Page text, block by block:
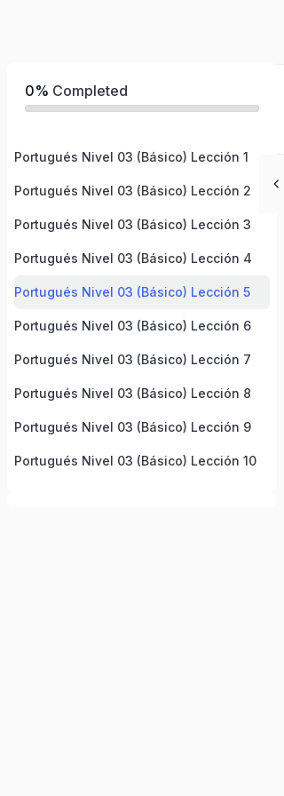
0% Completed
Portugués Nivel 03 (Básico) Lección 1
Portugués Nivel 03 (Básico) Lección 2
Portugués Nivel 03 (Básico) Lección 3
Portugués Nivel 03 (Básico) Lección 4
Portugués Nivel 03 (Básico) Lección 5
Portugués Nivel 03 (Básico) Lección 6
Portugués Nivel 03 (Básico) Lección 7
Portugués Nivel 03 (Básico) Lección 8
Portugués Nivel 03 (Básico) Lección 9
Portugués Nivel 03 (Básico) Lección 10